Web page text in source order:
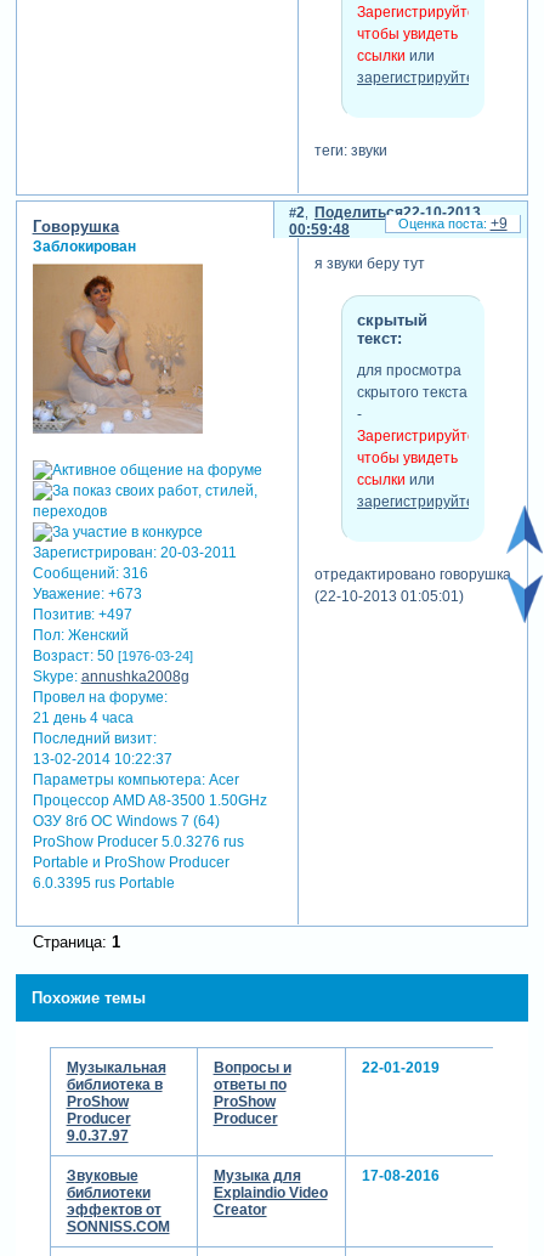
Зарегистрируйтесь,
чтобы увидеть
ссылки или
зарегистрируйтесь
теги: звуки
Поделиться
2
22-10-2013
00:59:48
Гoворушка
Заблокирован
Зарегистрирован: 20-03-2011
Сообщений:316
Уважение: +673
Позитив: +497
Пол:Женский
Возраст:50 [1976-03-24]
Skype: annushka2008g
Провел на форуме:
21 день 4 часа
Последний визит:
13-02-2014 10:22:37
Параметры компьютера:Acer
Процессор AMD A8-3500 1.50GHz
ОЗУ 8гб ОС Windows 7 (64)
ProShow Producer 5.0.3276 rus
Portable и ProShow Producer
6.0.3395 rus Portable
я звуки беру тут
скрытый
текст:
для просмотра
скрытого текста
-
Зарегистрируйтесь,
чтобы увидеть
ссылки или
зарегистрируйтесь
отредактировано говорушка
(22-10-2013 01:05:01)
+9
Страница: 1
Похожие темы
Музыкальная
библиотека в
ProShow
Producer
9.0.37.97
Вопросы и
ответы по
ProShow
Producer
22-01-2019
Звуковые
библиотеки
эффектов от
SONNISS.COM
Музыка для
Explaindio Video
Creator
17-08-2016